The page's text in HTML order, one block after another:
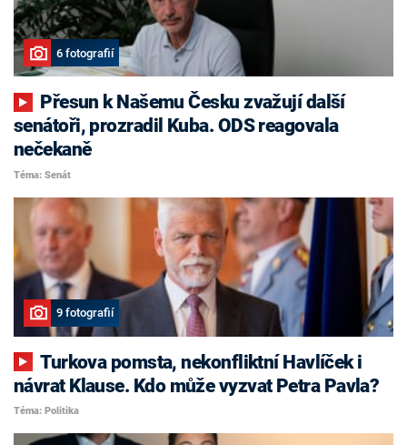
6 fotografií
senátoři, prozradil Kuba. ODS reagovala
nečekaně
Téma: Senát
9 fotografií
Turkova pomsta, nekonfliktní Havlíček i
návrat Klause. Kdo může vyzvat Petra Pavla?
Téma: Politika